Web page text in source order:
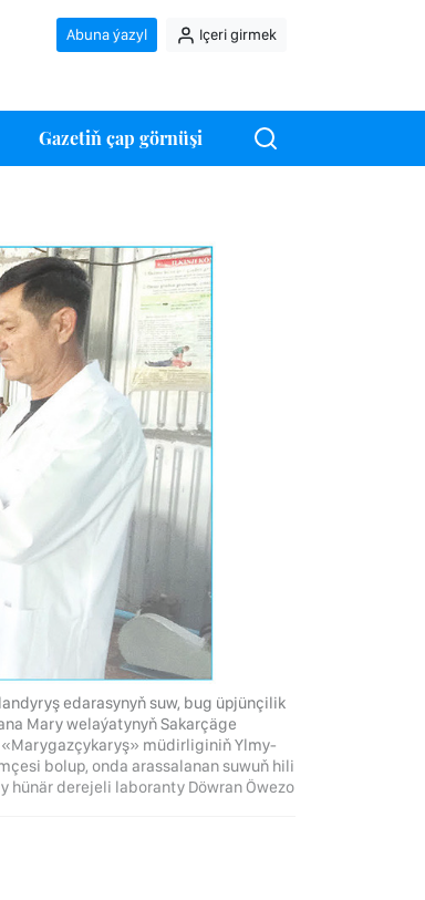
Abuna ýazyl Içeri girmek
Gazetiň çap görnüşi
edarasynyň suw, bug üpjünçilik
Mary welaýatynyň Sakarçäge
«Marygazçykaryş» müdirliginiň Ylmy-
bolup, onda arassalanan suwuň hili
hünär derejeli laboranty Döwran Öwezo